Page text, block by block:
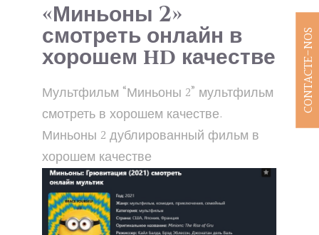
«Миньоны 2»
смотреть онлайн в
хорошем hd качестве
Мультфильм “Миньоны 2” мультфильм
смотреть в хорошем качестве.
Миньоны 2 дублированный фильм в
хорошем качестве
CONTACTE-NOS